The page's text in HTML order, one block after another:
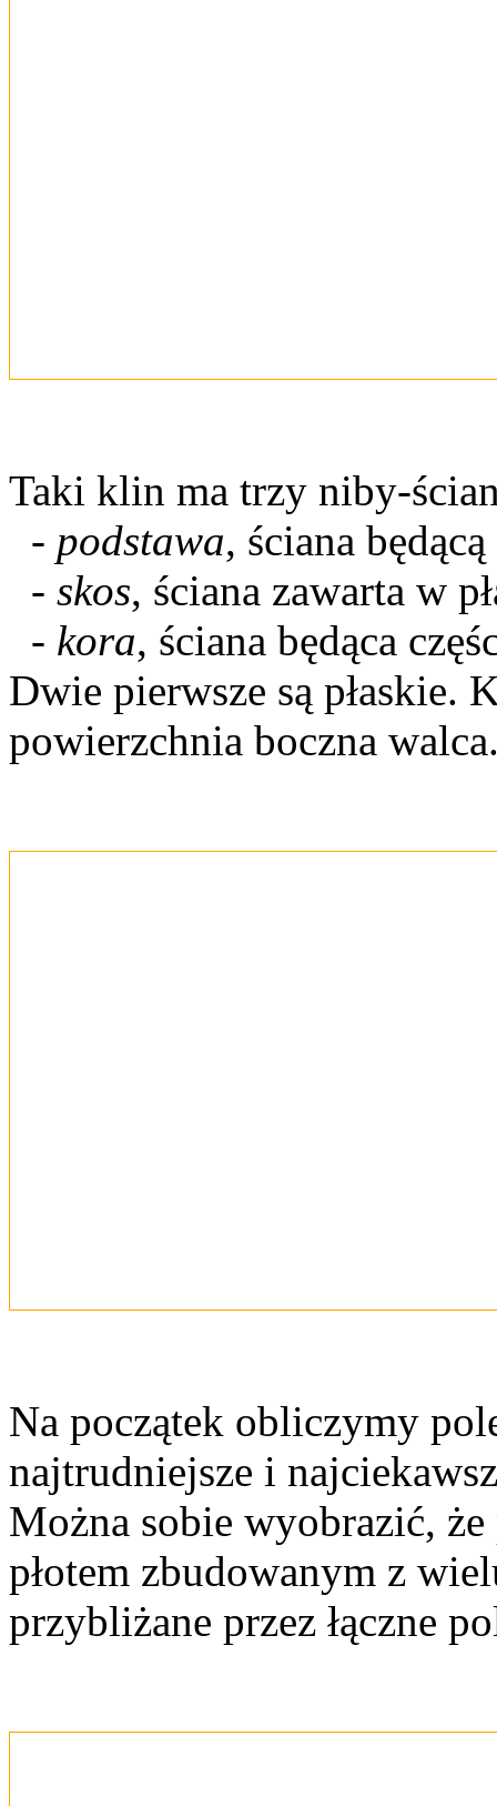
Taki klin ma trzy niby-
- podstawa, ściana
- skos, ściana zawarta w
- kora, ściana będąca
Dwie pierwsze są płaskie.
powierzchnia boczna
Na początek obliczymy
najtrudniejsze i
Można sobie wyobrazić,
płotem zbudowanym z
przybliżane przez łączne